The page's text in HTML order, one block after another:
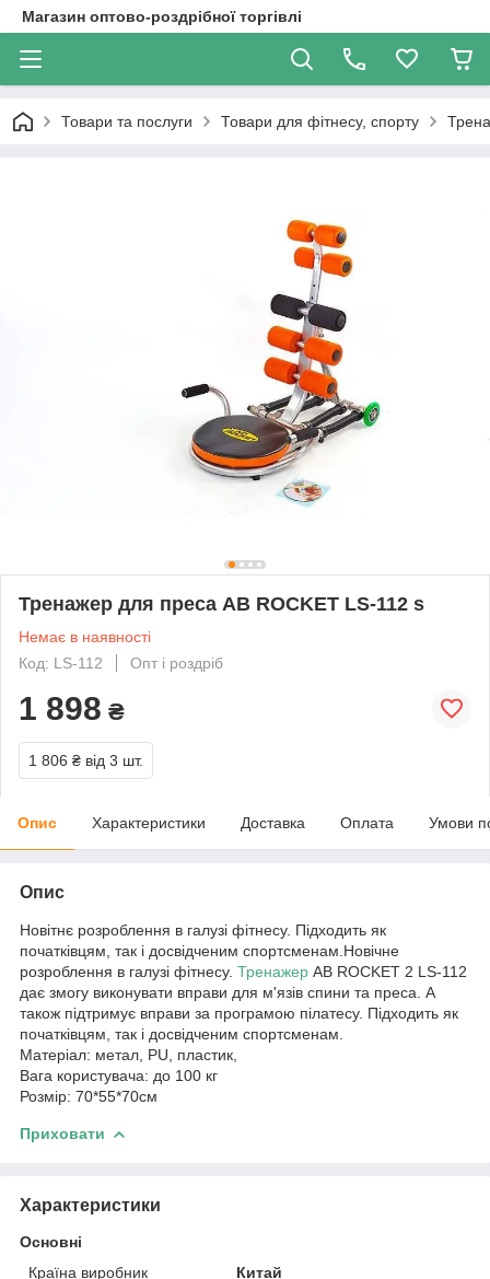
Магазин оптово-роздрібної торгівлі
Товари та послуги Товари для фітнесу, спорту
Тренажер для преса AB ROCKET LS-112 s
Немає в наявності
Код: LS-112
Опт і роздріб
1 898 ₴
1 806 ₴ від 3 шт.
Опис Характеристики Доставка Оплата Умови
Опис
Новітнє розроблення в галузі фітнесу. Підходить як
початківцям, так і досвідченим спортсменам.Новічне
розроблення в галузі фітнесу. Тренажер AB ROCKET 2 LS-112
дає змогу виконувати вправи для м'язів спини та преса. А
також підтримує вправи за програмою пілатесу. Підходить як
початківцям, так і досвідченим спортсменам.
Матеріал: метал, PU, пластик,
Вага користувача: до 100 кг
Розмір: 70*55*70см
Приховати
Характеристики
Основні
Країна виробник
Китай